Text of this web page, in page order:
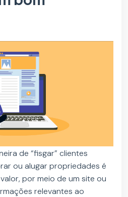
de “fisgar” clientes
ou alugar propriedades é
por meio de um site ou
relevantes ao